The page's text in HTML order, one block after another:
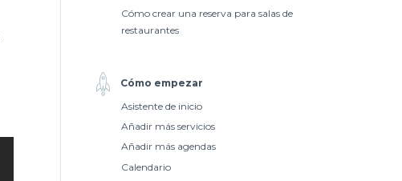
Cómo crear una reserva para salas de
restaurantes
Cómo empezar
Asistente de inicio
Añadir más servicios
Añadir más agendas
Calendario